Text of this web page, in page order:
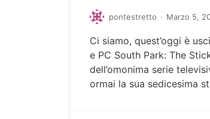
pontestretto · Marzo 5,
Ci siamo, quest’oggi è
e PC South Park: The
dell’omonima serie
ormai la sua sedicesima